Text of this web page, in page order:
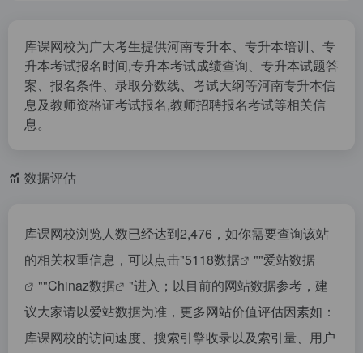
库课网校为广大考生提供河南专升本、专升本培训、专
升本考试报名时间,专升本考试成绩查询、专升本试题答
案、报名条件、录取分数线、考试大纲等河南专升本信
息及教师资格证考试报名,教师招聘报名考试等相关信
息。
数据评估
库课网校浏览人数已经达到2,476，如你需要查询该站
的相关权重信息，可以点击"5118数据 ""爱站数据
""Chinaz数据
"进入；以目前的网站数据参考，建
议大家请以爱站数据为准，更多网站价值评估因素如：
库课网校的访问速度、搜索引擎收录以及索引量、用户